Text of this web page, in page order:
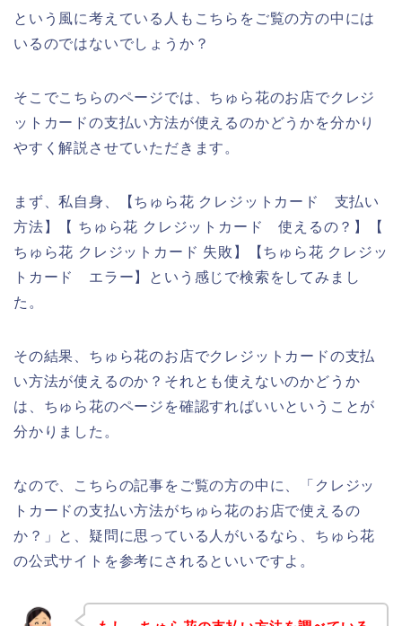
という風に考えている人もこちらをご覧の方の中には
いるのではないでしょうか？
そこでこちらのページでは、ちゅら花のお店でクレジ
ットカードの支払い方法が使えるのかどうかを分かり
やすく解説させていただきます。
まず、私自身、【ちゅら花 クレジットカード 支払い
方法】【 ちゅら花 クレジットカード 使えるの？】【
ちゅら花 クレジットカード 失敗】【ちゅら花 クレジッ
トカード エラー】という感じで検索をしてみまし
た。
その結果、ちゅら花のお店でクレジットカードの支払
い方法が使えるのか？それとも使えないのかどうか
は、ちゅら花のページを確認すればいいということが
分かりました。
なので、こちらの記事をご覧の方の中に、「クレジッ
トカードの支払い方法がちゅら花のお店で使えるの
か？」と、疑問に思っている人がいるなら、ちゅら花
の公式サイトを参考にされるといいですよ。